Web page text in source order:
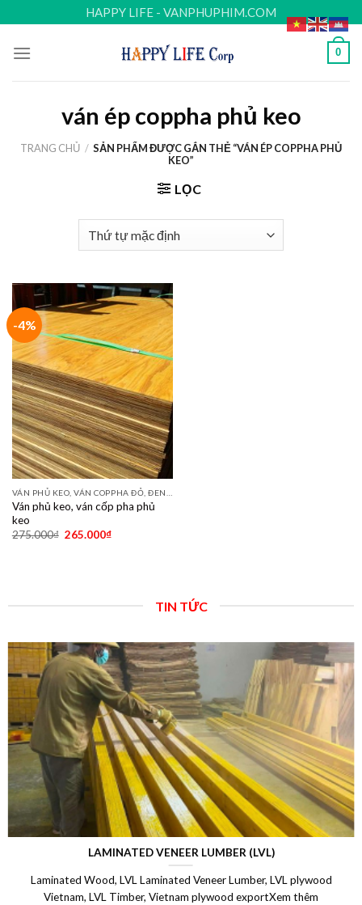
to
content
HAPPY LIFE - VANPHUPHIM.COM
0
ván ép coppha phủ keo
TRANG CHỦ / SẢN PHẨM ĐƯỢC GẮN THẺ “VÁN ÉP COPPHA PHỦ
KEO”
LỌC
-4%
Ván phủ keo, ván cốp pha phủ
keo
275.000₫ 265.000₫
TIN TỨC
LAMINATED VENEER LUMBER (LVL)
Laminated Wood, LVL Laminated Veneer Lumber, LVL plywood
Vietnam, LVL Timber, Vietnam plywood exportXem thêm